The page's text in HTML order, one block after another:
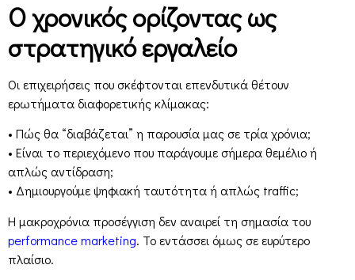
Ο χρονικός ορίζοντας ως
στρατηγικό εργαλείο
Οι επιχειρήσεις που σκέφτονται επενδυτικά θέτουν
ερωτήματα διαφορετικής κλίμακας:
• Πώς θα “διαβάζεται” η παρουσία μας σε τρία χρόνια;
• Είναι το περιεχόμενο που παράγουμε σήμερα θεμέλιο ή
απλώς αντίδραση;
• Δημιουργούμε ψηφιακή ταυτότητα ή απλώς traffic;
Η μακροχρόνια προσέγγιση δεν αναιρεί τη σημασία του
performance marketing. Το εντάσσει όμως σε ευρύτερο
πλαίσιο.